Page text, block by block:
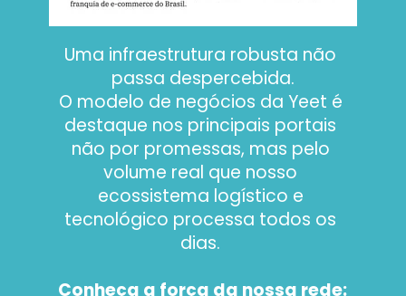
Uma infraestrutura robusta não
passa despercebida.
O modelo de negócios da Yeet é
destaque nos principais portais
não por promessas, mas pelo
volume real que nosso
ecossistema logístico e
tecnológico processa todos os
dias.
Conheça a força da nossa rede: